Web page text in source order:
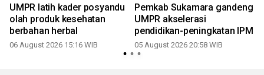
UMPR latih kader posyandu
olah produk kesehatan
berbahan herbal
06 August 2026 15:16 WIB
Pemkab Sukamara gandeng
UMPR akselerasi
pendidikan-peningkatan IPM
05 August 2026 20:58 WIB